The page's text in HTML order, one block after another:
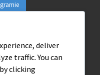
deliver
traffic. You can
clicking